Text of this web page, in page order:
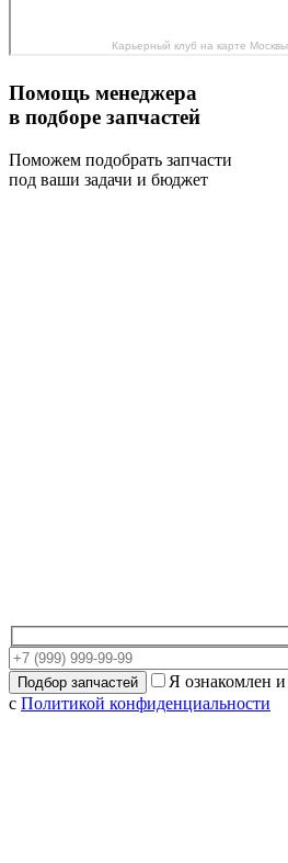
Карьерный клуб на карте
Помощь менеджера
в подборе запчастей
Поможем подобрать запчасти
под ваши задачи и бюджет
Я ознакомлен и
с Политикой конфиденциальности